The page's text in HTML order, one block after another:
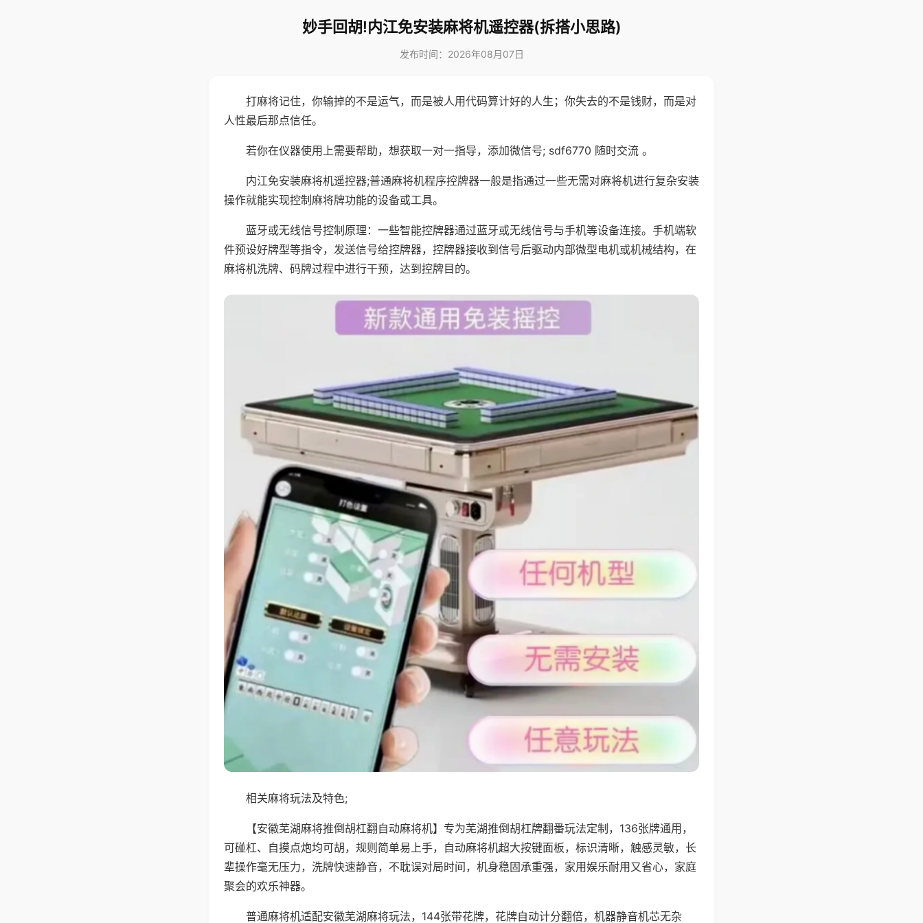
妙手回胡!内江免安装麻将机遥控器(拆搭小思路)
发布时间：2026年08月07日
打麻将记住，你输掉的不是运气，而是被人用代码算计好的人生；你失去的不是钱财，而是对
人性最后那点信任。
若你在仪器使用上需要帮助，想获取一对一指导，添加微信号; sdf6770 随时交流 。
内江免安装麻将机遥控器;普通麻将机程序控牌器一般是指通过一些无需对麻将机进行复杂安装
操作就能实现控制麻将牌功能的设备或工具。
蓝牙或无线信号控制原理：一些智能控牌器通过蓝牙或无线信号与手机等设备连接。手机端软
件预设好牌型等指令，发送信号给控牌器，控牌器接收到信号后驱动内部微型电机或机械结构，在
麻将机洗牌、码牌过程中进行干预，达到控牌目的。
相关麻将玩法及特色;
【安徽芜湖麻将推倒胡杠翻自动麻将机】专为芜湖推倒胡杠牌翻番玩法定制，136张牌通用，
可碰杠、自摸点炮均可胡，规则简单易上手，自动麻将机超大按键面板，标识清晰，触感灵敏，长
辈操作毫无压力，洗牌快速静音，不耽误对局时间，机身稳固承重强，家用娱乐耐用又省心，家庭
聚会的欢乐神器。
普通麻将机适配安徽芜湖麻将玩法，144张带花牌，花牌自动计分翻倍，机器静音机芯无杂